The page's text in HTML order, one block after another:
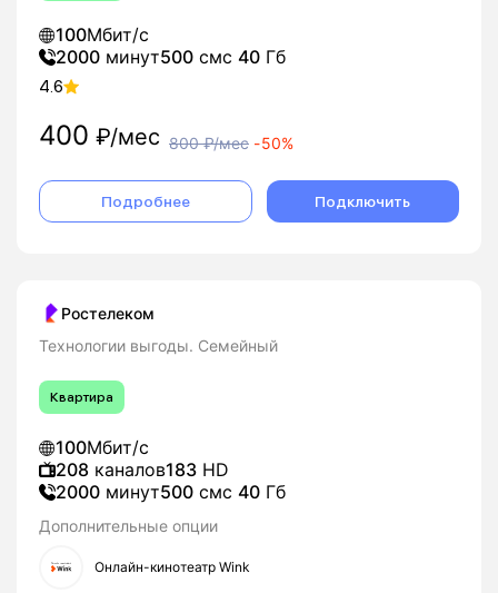
100Мбит/с
2000 минут500 смс 40 Гб
4.6
400 ₽/мес 800₽/мес -50%
Подробнее Подключить
Ростелеком
Технологии выгоды. Семейный
Квартира
100Мбит/с
208 каналов183 HD
2000 минут500 смс 40 Гб
Дополнительные опции
Онлайн-кинотеатр Wink